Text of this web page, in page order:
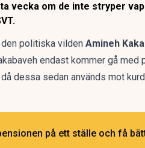
vecka om de inte stryper
den politiska vilden Amineh
endast kommer gå
dessa sedan används mot
på ett ställe och få